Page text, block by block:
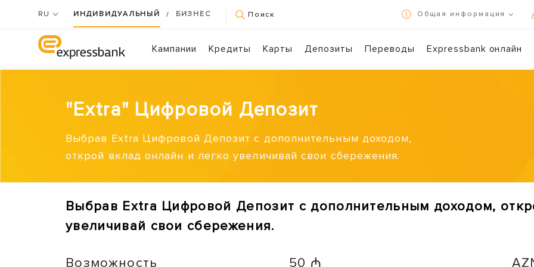
RU ИНДИВИДУАЛЬНЫЙ / БИЗНЕС Поиск Общая информация
Кампании Кредиты Карты Депозиты Переводы Expressbank онлайн
"Extra" Цифровой Депозит
Выбрав Extra Цифровой Депозит с дополнительным доходом,
открой вклад онлайн и легко увеличивай свои сбережения.
Выбрав Extra Цифровой Депозит с дополнительным доходом,
увеличивай свои сбережения.
Возможность
50 ₼